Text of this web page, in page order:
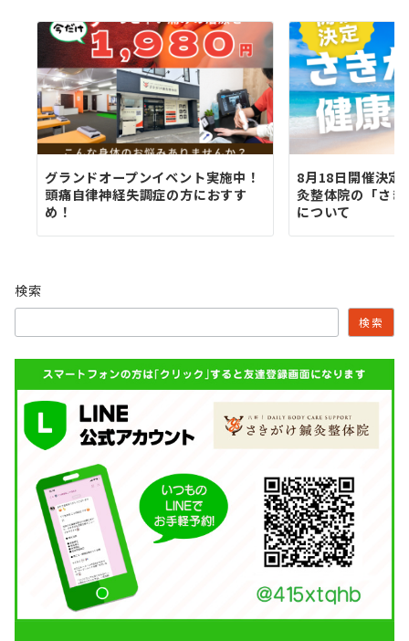
グランドオープンイベント実施中！
頭痛自律神経失調症の方におすす
め！
8月18日開催決定
灸整体院の「さ
について
検索
検索